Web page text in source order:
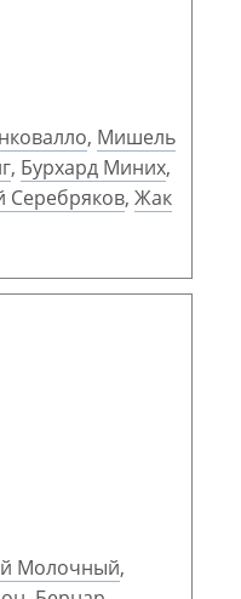
, Мишель
, Бурхард Миних,
Серебряков, Жак
Молочный,